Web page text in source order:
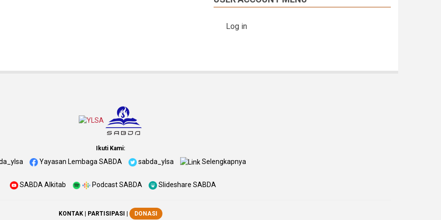
Log in
Ikuti Kami:
Yayasan Lembaga SABDA sabda_ylsa Selengkapnya
SABDA Alkitab Podcast SABDA Slideshare SABDA
KONTAK| PARTISIPASI DONASI